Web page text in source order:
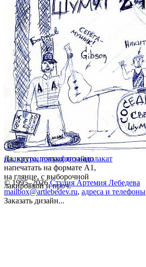
Да, круто, только это надо
напечатать на формате А1,
на глянце, с выборочной
лакировкой и проч.
иллюстрацияграфдизайнплакат
© 1995–2026 Студия Артемия Лебедева
mailbox@artlebedev.ru, адреса и телефоны
Заказать дизайн...